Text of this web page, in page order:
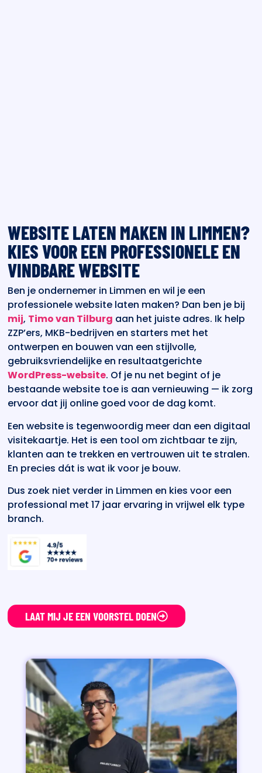
WEBSITE LATEN MAKEN IN LIMMEN?
KIES VOOR EEN PROFESSIONELE EN
VINDBARE WEBSITE
Ben je ondernemer in Limmen en wil je een
professionele website laten maken? Dan ben je bij
mij, Timo van Tilburg aan het juiste adres. Ik help
ZZP’ers, MKB-bedrijven en starters met het
ontwerpen en bouwen van een stijlvolle,
gebruiksvriendelijke en resultaatgerichte
WordPress-website. Of je nu net begint of je
bestaande website toe is aan vernieuwing — ik zorg
ervoor dat jij online goed voor de dag komt.
Een website is tegenwoordig meer dan een digitaal
visitekaartje. Het is een tool om zichtbaar te zijn,
klanten aan te trekken en vertrouwen uit te stralen.
En precies dát is wat ik voor je bouw.
Dus zoek niet verder in Limmen en kies voor een
professional met 17 jaar ervaring in vrijwel elk type
branch.
LAAT MIJ JE EEN VOORSTEL DOEN